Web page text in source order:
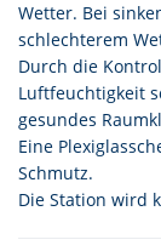
Wetter. Bei
schlechterem
Durch die
Luftfeuchtigkeit
gesundes
Eine
Schmutz.
Die Station wird